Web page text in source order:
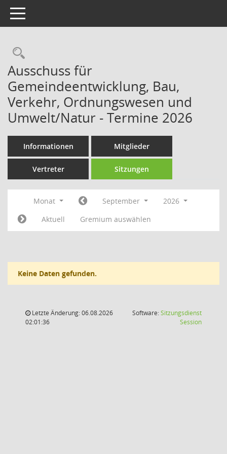
Toggle navigation
Rechercheauswahl
Ausschuss für
Gemeindeentwicklung, Bau,
Verkehr, Ordnungswesen und
Umwelt/Natur - Termine 2026
Informationen Mitglieder
Vertreter Sitzungen
Monat September
2026
Aktuell
Gremium auswählen
Keine Daten gefunden.
Letzte Änderung: 06.08.2026
02:01:36
Software:Sitzungsdienst
Session(Wird in